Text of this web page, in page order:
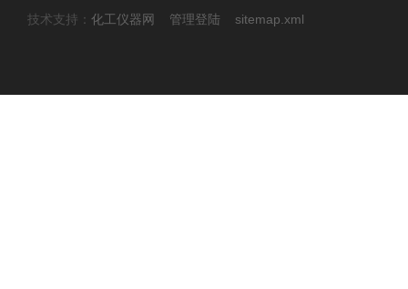
技术支持： 化工仪器网 管理登陆 sitemap.xml